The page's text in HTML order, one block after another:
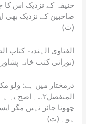
حنیفہ کے نزدیک اس کا
صاحبین کے نزدیک
(ت)
نورانی کتب خانہ پشاور ۱ /۳۹)
درمختار میں ہے: ولو
المنفصل۲؎۔
چھونا جائز نہیں
ہو۔ (ت)